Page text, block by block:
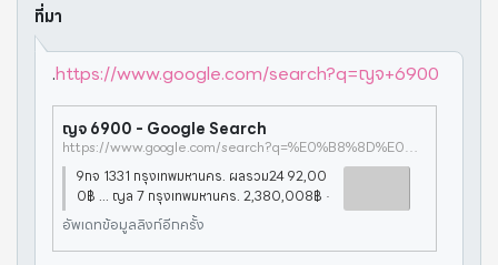
ที่มา
.https://www.google.com/search?q=ญจ+6900
ญจ 6900 - Google Search
https://www.google.com/search?q=%E0%B8%8D%E0%B8%88+6900
9กจ 1331 กรุงเทพมหานคร. ผลรวม24 92,00
0฿ ... ญล 7 กรุงเทพมหานคร. 2,380,008฿ ·
ฎห 22 กรุงเทพมหานคร ... 2ฒผ 5000 กรุงเท
พมหานคร. ผลรวม18 6,900฿.
อัพเดทข้อมูลลิงก์อีกครั้ง